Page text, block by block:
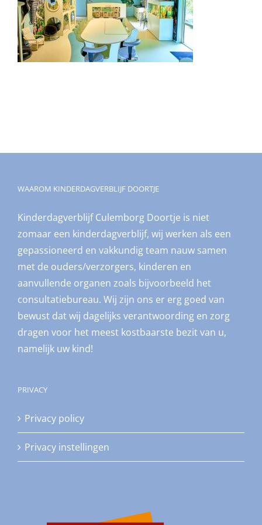
WAAROM KINDERDAGVERBLIJF DOORTJE
Kinderdagverblijf Culemborg Doortje is niet
zomaar een kinderdagverblijf, wij werken als een
gepassioneerd en vakkundig team nauw samen
met de ouders/verzorgers, kinderen en
aanvullende organen zoals bijvoorbeeld het
consultatiebureau. Wij zijn ons er erg goed van
bewust dat wij dagelijks verantwoording en zorg
dragen voor het meest kostbaarste bezit van u,
namelijk uw kind!
PRIVACY
Privacy policy
Privacy instellingen